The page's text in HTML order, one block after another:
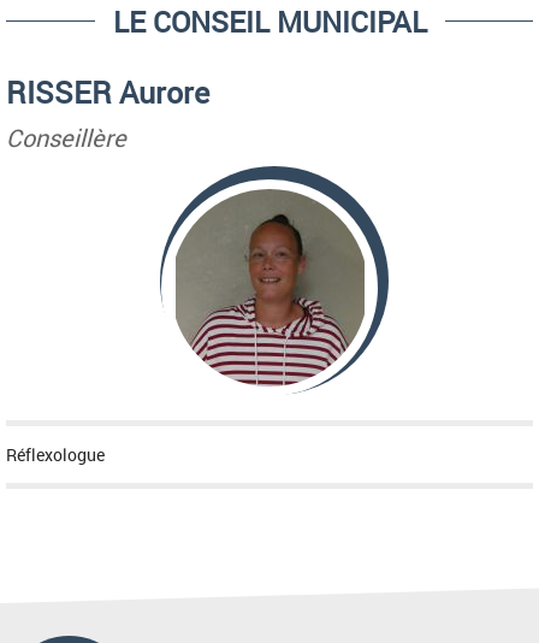
LE CONSEIL MUNICIPAL
RISSER Aurore
Conseillère
Réflexologue